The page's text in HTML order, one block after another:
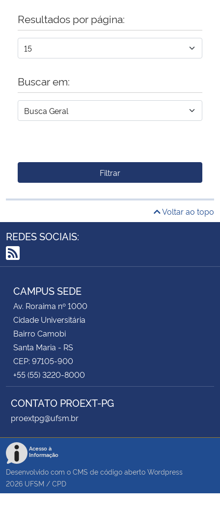
Resultados por página:
Buscar em:
Filtrar
Voltar ao topo
REDES SOCIAIS:
RSS
CAMPUS SEDE
Av. Roraima nº 1000
Cidade Universitária
Bairro Camobi
Santa Maria - RS
CEP: 97105-900
+55 (55) 3220-8000
CONTATO PROEXT-PG
proextpg@ufsm.br
Acesso à
Informação
Desenvolvido com o CMS de código aberto Wordpress
2026 UFSM / CPD